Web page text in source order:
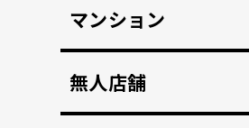
マンション
無人店舗